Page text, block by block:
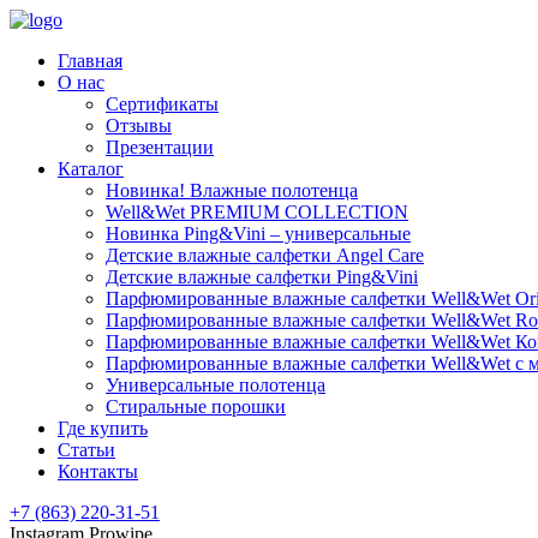
Главная
О нас
Сертификаты
Отзывы
Презентации
Каталог
Новинка! Влажные полотенца
Well&Wet PREMIUM COLLECTION
Новинка Ping&Vini – универсальные
Детские влажные салфетки Angel Care
Детские влажные салфетки Ping&Vini
Парфюмированные влажные салфетки Well&Wet
Парфюмированные влажные салфетки Well&Wet
Парфюмированные влажные салфетки Well&Wet
Парфюмированные влажные салфетки Well&Wet с
Универсальные полотенца
Стиральные порошки
Где купить
Статьи
Контакты
+7 (863) 220-31-51
Instagram Prowipe